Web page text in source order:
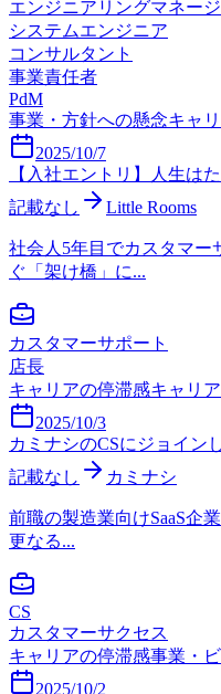
エンジニアリングマネー
システムエンジニア
コンサルタント
事業責任者
PdM
事業・方針への懸念キャ
2025/10/7
【入社エントリ】人生は
記載なし
Little Rooms
社会人5年目でカスタマー
ぐ「架け橋」に...
カスタマーサポート
店長
キャリアの停滞感キャリ
2025/10/3
カミナシのCSにジョイン
記載なし
カミナシ
前職の製造業向けSaaS企
更なる...
CS
カスタマーサクセス
キャリアの停滞感事業・
2025/10/2